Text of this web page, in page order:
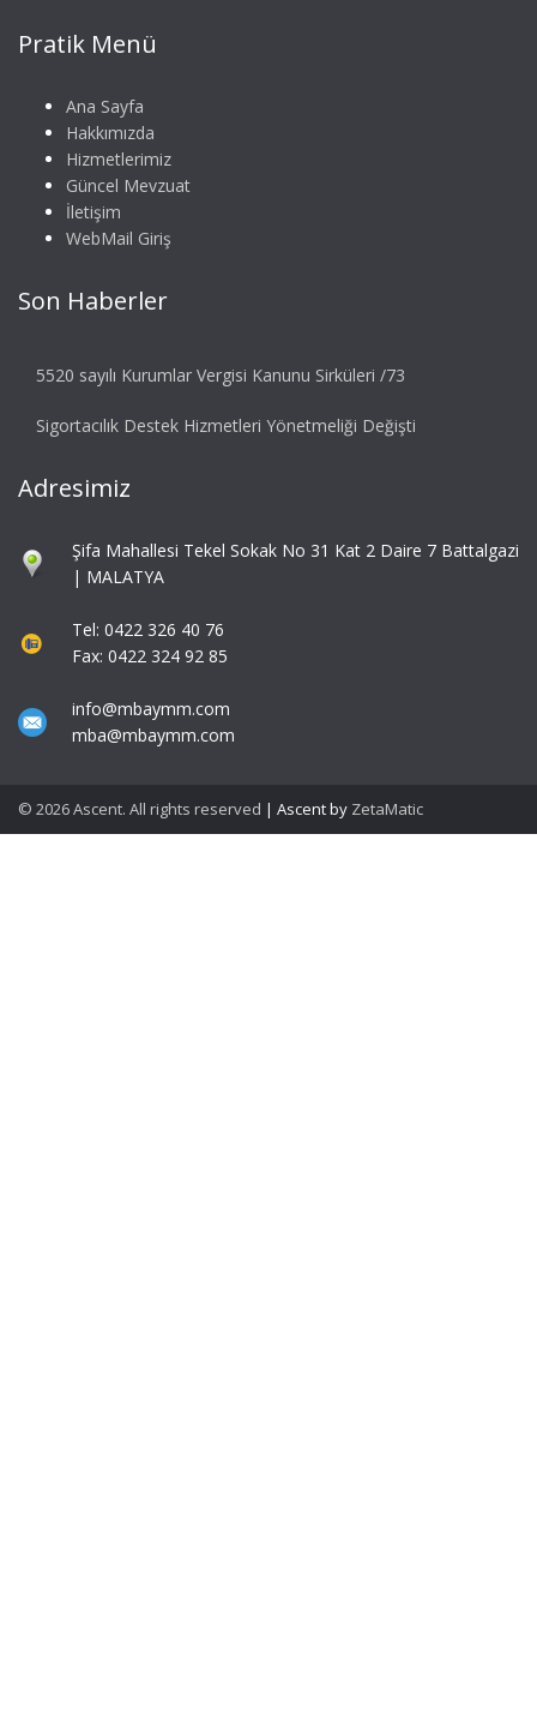
Pratik Menü
Ana Sayfa
Hakkımızda
Hizmetlerimiz
Güncel Mevzuat
İletişim
WebMail Giriş
Son Haberler
5520 sayılı Kurumlar Vergisi Kanunu Sirküleri /73
Sigortacılık Destek Hizmetleri Yönetmeliği Değişti
Adresimiz
Şifa Mahallesi Tekel Sokak No 31 Kat 2 Daire 7 Battalgazi
| MALATYA
Tel: 0422 326 40 76
Fax: 0422 324 92 85
info@mbaymm.com
mba@mbaymm.com
© 2026 Ascent. All rights reserved | Ascent by ZetaMatic